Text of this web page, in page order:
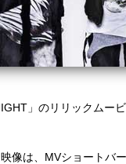
」のリリックムービ
像は、MVショートバ